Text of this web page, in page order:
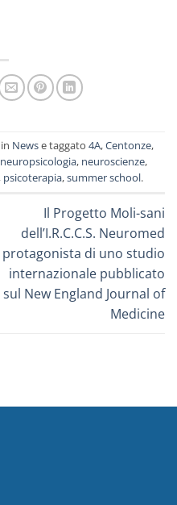
Newse taggato 4A,Centonze,
neuropsicologia, neuroscienze,
, psicoterapia,summer school.
Il Progetto Moli-sani
dell’I.R.C.C.S. Neuromed
protagonista di uno studio
internazionale pubblicato
sul New England Journal of
Medicine